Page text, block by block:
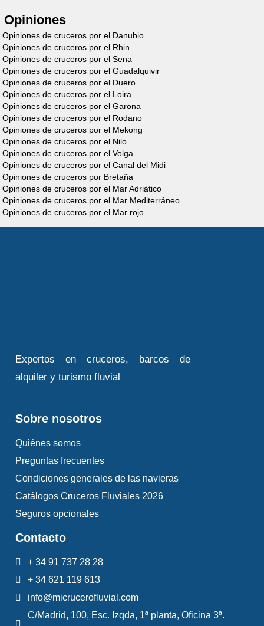
Cruiser
Premium Steel
4/6 Personas
Descubre el barco
Descubre el barco
Cruiser
Premium 8/10
Personas
Descubre el barco
Opiniones
Opiniones de cruceros por el Danubio
Opiniones de cruceros por el Rhin
Opiniones de cruceros por el Sena
Opiniones de cruceros por el Guadalquivir
Opiniones de cruceros por el Duero
Opiniones de cruceros por el Loira
Opiniones de cruceros por el Garona
Opiniones de cruceros por el Rodano
Opiniones de cruceros por el Mekong
Opiniones de cruceros por el Nilo
Opiniones de cruceros por el Volga
Opiniones de cruceros por el Canal del Midi
Opiniones de cruceros por Bretaña
Opiniones de cruceros por el Mar Adriático
Opiniones de cruceros por el Mar Mediterráneo
Opiniones de cruceros por el Mar rojo
Expertos en cruceros, barcos de
alquiler y turismo fluvial
Sobre nosotros
Quiénes somos
Preguntas frecuentes
Condiciones generales de las navieras
Catálogos Cruceros Fluviales 2026
Seguros opcionales
Contacto
+ 34 91 737 28 28
+ 34 621 119 613
info@micrucerofluvial.com
C/Madrid, 100, Esc. Izqda, 1ª planta, Oficina 3ª.